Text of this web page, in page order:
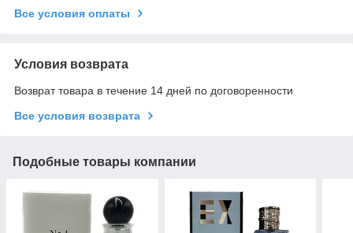
Все условия оплаты
Условия возврата
Возврат товара в течение 14 дней по договоренности
Все условия возврата
Подобные товары компании